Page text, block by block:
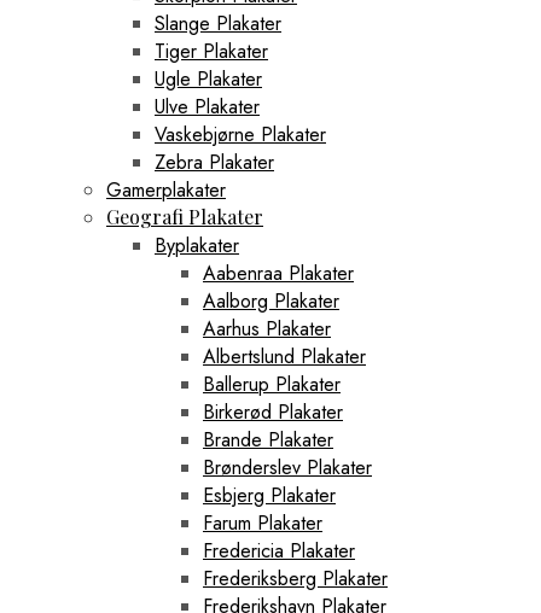
Slange Plakater
Tiger Plakater
Ugle Plakater
Ulve Plakater
Vaskebjørne Plakater
Zebra Plakater
Gamerplakater
Geografi Plakater
Byplakater
Aabenraa Plakater
Aalborg Plakater
Aarhus Plakater
Albertslund Plakater
Ballerup Plakater
Birkerød Plakater
Brande Plakater
Brønderslev Plakater
Esbjerg Plakater
Farum Plakater
Fredericia Plakater
Frederiksberg Plakater
Frederikshavn Plakater